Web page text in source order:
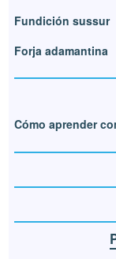
Fundición sussur
Forja adamantina
Cómo aprender